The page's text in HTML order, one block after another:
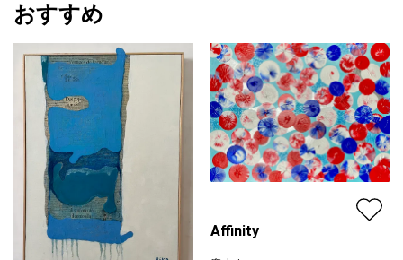
おすすめ
Affinity